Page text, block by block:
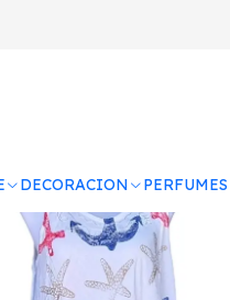
DECORACION